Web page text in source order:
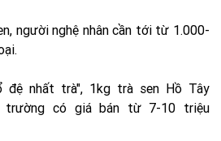
người nghệ nhân cần tới từ 1.000-
đệ nhất trà", 1kg trà sen Hồ Tây
trường có giá bán từ 7-10 triệu